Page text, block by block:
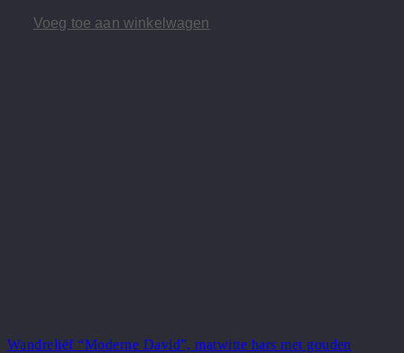
Voeg toe aan winkelwagen
Wandreliëf “Moderne David”, matwitte hars met gouden